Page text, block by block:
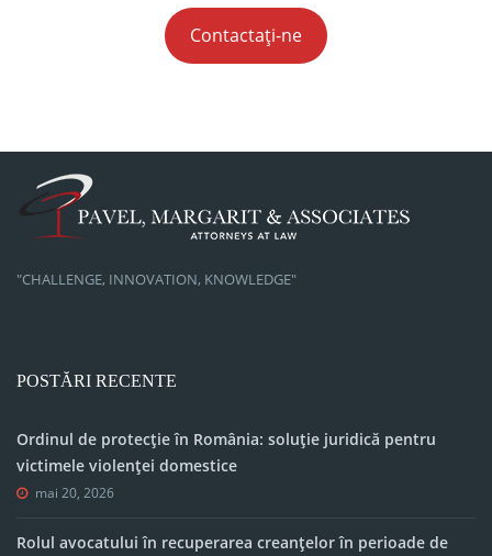
Contactați-ne
"CHALLENGE, INNOVATION, KNOWLEDGE"
POSTĂRI RECENTE
Ordinul de protecție în România: soluție juridică pentru
victimele violenței domestice
mai 20, 2026
Rolul avocatului în recuperarea creanțelor în perioade de